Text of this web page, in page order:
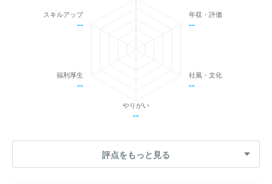
年収・評価
--
社風・文化
--
やりがい
--
福利厚生
--
スキルアップ
--
評点をもっと見る